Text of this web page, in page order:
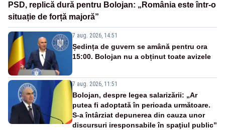
PSD, replică dură pentru Bolojan: „România este într-o
situație de forță majoră”
7 aug. 2026, 14:51
Ședința de guvern se amână pentru ora
15:00. Bolojan nu a obținut toate avizele
7 aug. 2026, 11:51
Bolojan, despre legea salarizării: „Ar
putea fi adoptată în perioada următoare.
S-a întârziat depunerea din cauza unor
discursuri iresponsabile în spaţiul public”